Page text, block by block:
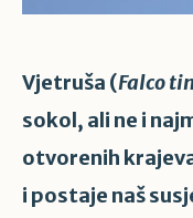
Vjetruša (Falco
sokol, ali ne i
otvorenih
i postaje naš